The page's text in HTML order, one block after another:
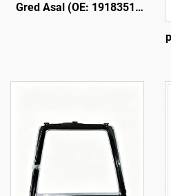
Gred Asal (OE: 1918351-
Jangka Hayat
Depan Model 3/Y serta
Eksport Merentas